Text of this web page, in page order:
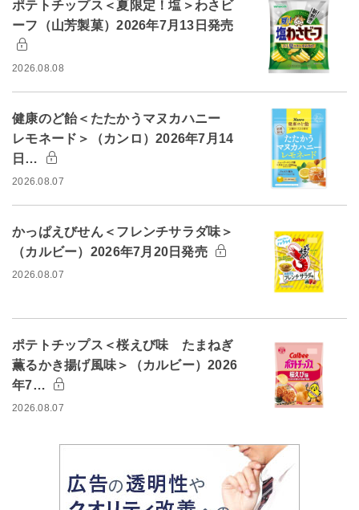
ポテトチップス＜夏限定！塩＞わさビ
ーフ（山芳製菓）2026年7月13日発売
2026.08.08
健康のど飴＜たたかうマヌカハニー
レモネード＞（カンロ）2026年7月14
日…
2026.08.07
かっぱえびせん＜フレンチサラダ味＞
（カルビー）2026年7月20日発売
2026.08.07
ポテトチップス＜桜えび味 たまねぎ
薫るかき揚げ風味＞（カルビー）2026
年7…
2026.08.07